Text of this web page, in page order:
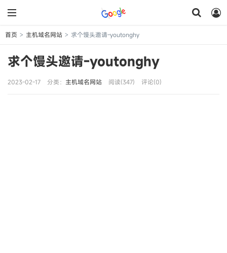
首页 > 主机域名网站 > 求个馒头邀请-youtonghy
求个馒头邀请-youtonghy
2023-02-17 分类： 主机域名网站 阅读(347) 评论(0)